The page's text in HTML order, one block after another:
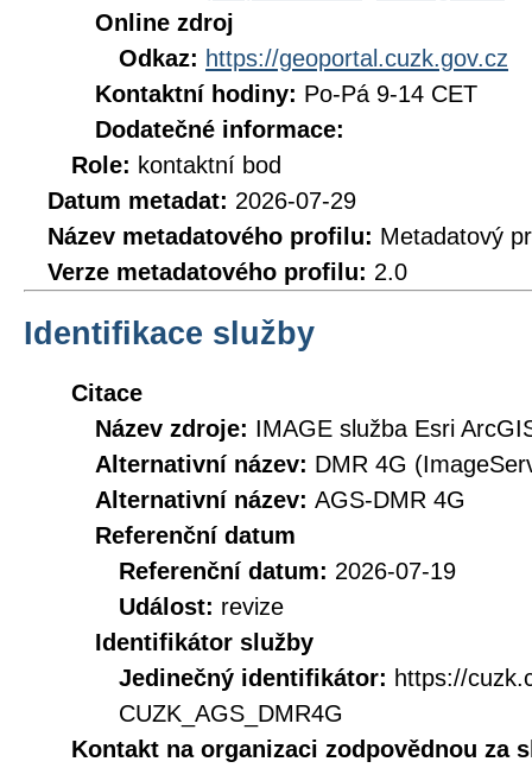
Online zdroj
Odkaz: https://geoportal.cuzk.gov.cz
Kontaktní hodiny: Po-Pá 9-14 CET
Dodatečné informace:
Role: kontaktní bod
Datum metadat: 2026-07-29
Název metadatového profilu: Metadatový
Verze metadatového profilu: 2.0
Identifikace služby
Citace
Název zdroje: IMAGE služba Esri
Alternativní název: DMR 4G
Alternativní název: AGS-DMR 4G
Referenční datum
Referenční datum: 2026-07-19
Událost: revize
Identifikátor služby
Jedinečný identifikátor: https://
CUZK_AGS_DMR4G
Kontakt na organizaci zodpovědnou za